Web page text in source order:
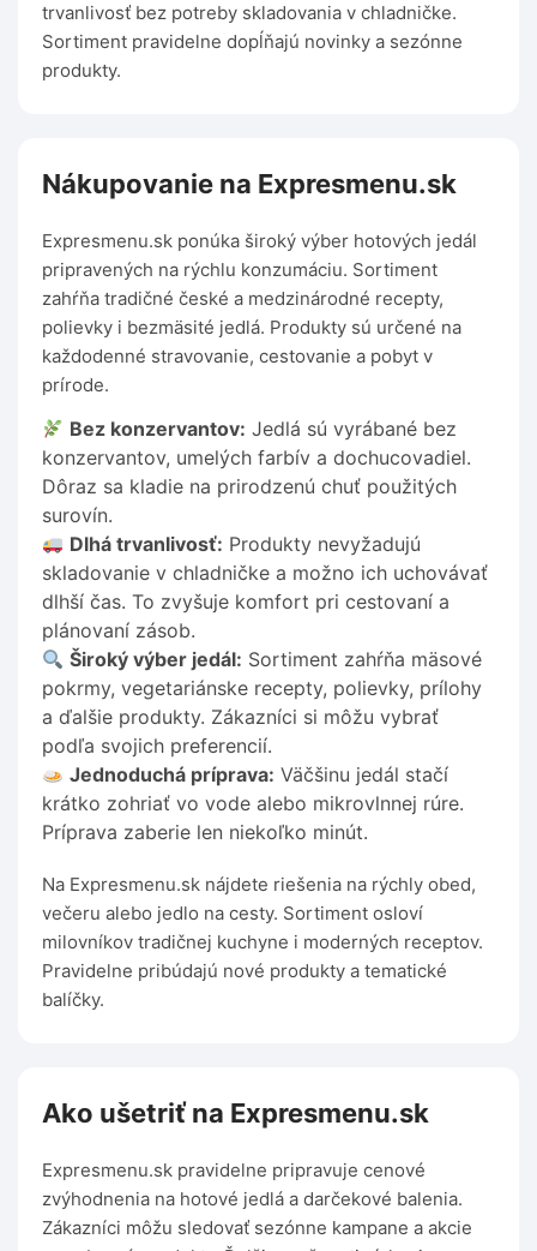
trvanlivosť bez potreby skladovania v chladničke.
Sortiment pravidelne dopĺňajú novinky a sezónne
produkty.
Nákupovanie na Expresmenu.sk
Expresmenu.sk ponúka široký výber hotových jedál
pripravených na rýchlu konzumáciu. Sortiment
zahŕňa tradičné české a medzinárodné recepty,
polievky i bezmäsité jedlá. Produkty sú určené na
každodenné stravovanie, cestovanie a pobyt v
prírode.
Bez konzervantov: Jedlá sú vyrábané bez
konzervantov, umelých farbív a dochucovadiel.
Dôraz sa kladie na prirodzenú chuť použitých
surovín.
Dlhá trvanlivosť: Produkty nevyžadujú
skladovanie v chladničke a možno ich uchovávať
dlhší čas. To zvyšuje komfort pri cestovaní a
plánovaní zásob.
Široký výber jedál: Sortiment zahŕňa mäsové
pokrmy, vegetariánske recepty, polievky, prílohy
a ďalšie produkty. Zákazníci si môžu vybrať
podľa svojich preferencií.
Jednoduchá príprava: Väčšinu jedál stačí
krátko zohriať vo vode alebo mikrovlnnej rúre.
Príprava zaberie len niekoľko minút.
Na Expresmenu.sk nájdete riešenia na rýchly obed,
večeru alebo jedlo na cesty. Sortiment osloví
milovníkov tradičnej kuchyne i moderných receptov.
Pravidelne pribúdajú nové produkty a tematické
balíčky.
Ako ušetriť na Expresmenu.sk
Expresmenu.sk pravidelne pripravuje cenové
zvýhodnenia na hotové jedlá a darčekové balenia.
Zákazníci môžu sledovať sezónne kampane a akcie